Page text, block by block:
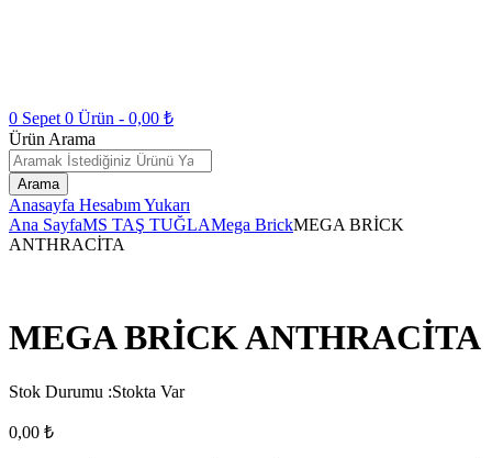
0 Sepet 0 Ürün - 0,00 ₺
Ürün Arama
Arama
Anasayfa HesabımYukarı
Ana SayfaMS TAŞ TUĞLAMega BrickMEGA BRİCK
ANTHRACİTA
MEGA BRİCK ANTHRACİTA
Stok Durumu :Stokta Var
0,00 ₺